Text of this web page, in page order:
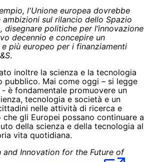
l'Unione europea dovrebbe
sul rilancio dello Spazio
disegnare politiche per l‘innovazione
decennio e concepire un
più europeo per i finanziamenti
.
inoltre la scienza e la tecnologia
pubblico. Mai come oggi – si legge
è fondamentale promuovere un
tecnologia e società e un
nelle attività di ricerca e
gli Europei possano continuare a
della scienza e della tecnologia al
vita quotidiana.
and Innovation for the Future of